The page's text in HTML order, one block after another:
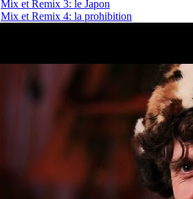
Mix et Remix 3: le Japon
Mix et Remix 4: la prohibition